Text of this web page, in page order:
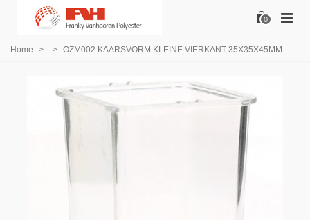
0
Home > > OZM002 KAARSVORM KLEINE VIERKANT 35X35X45MM